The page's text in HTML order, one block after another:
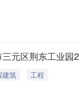
元区荆东工业
建筑
工程